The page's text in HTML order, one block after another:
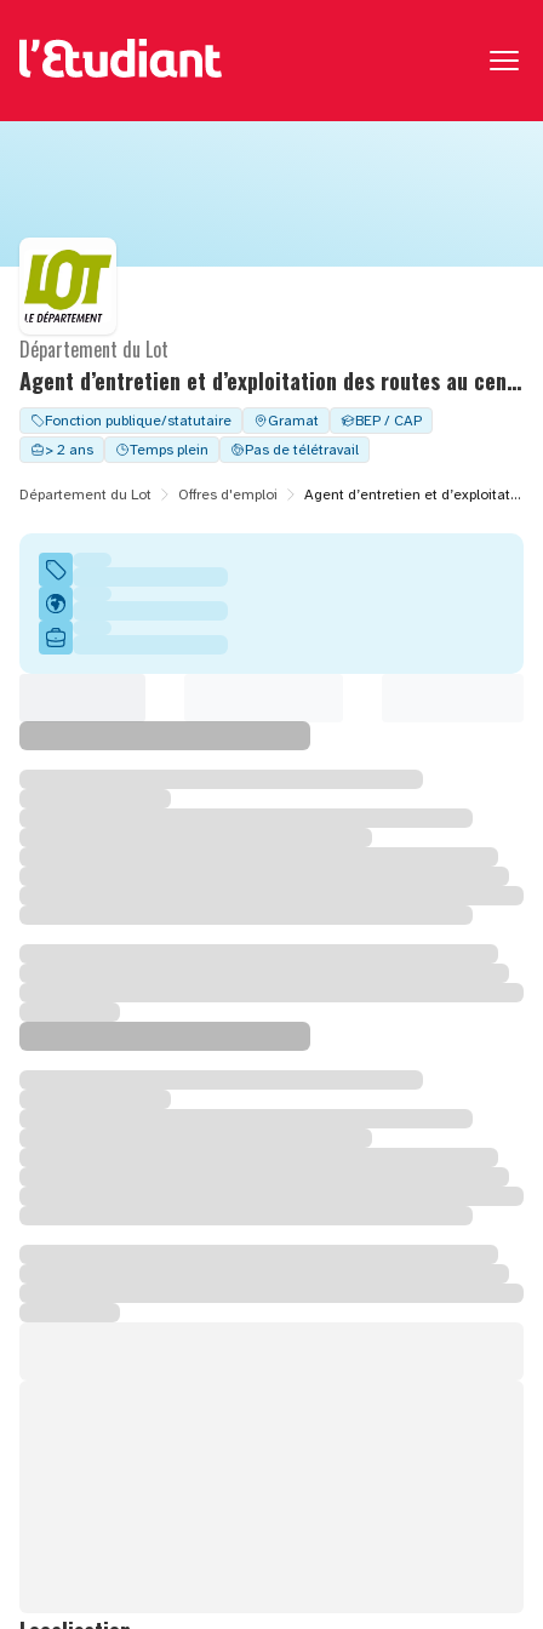
Agent d’entretien et d’exploitation des routes au centre d’exploitation de Gramat – F/H
Département du Lot
Fonction publique/statutaire Gramat
BEP / CAP
> 2 ans
Temps plein Pas de télétravail
Département du Lot Offres d'emploi Agent d’entretien et d’exploitation des routes au centre d’exploitation de Gramat – F/H